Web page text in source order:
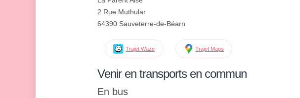
2 Rue Muthular
64390 Sauveterre-de-Béarn
Trajet Waze Trajet Maps
Venir en transports en commun
En bus